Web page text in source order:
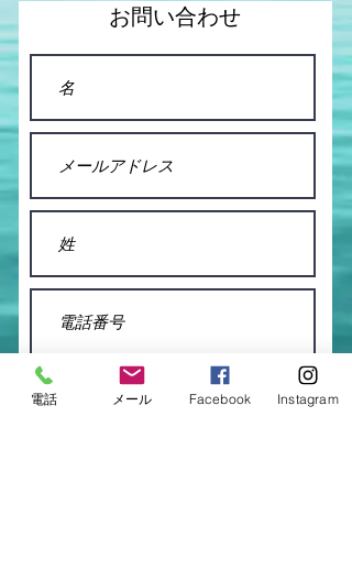
お問い合わせ
電話 メール Facebook Instagram